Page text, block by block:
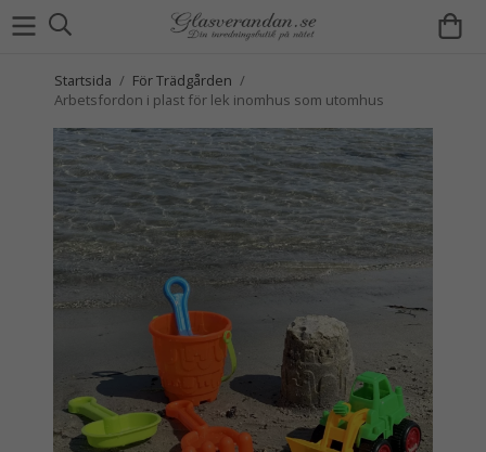
Startsida / För Trädgården /
Arbetsfordon i plast för lek inomhus som utomhus